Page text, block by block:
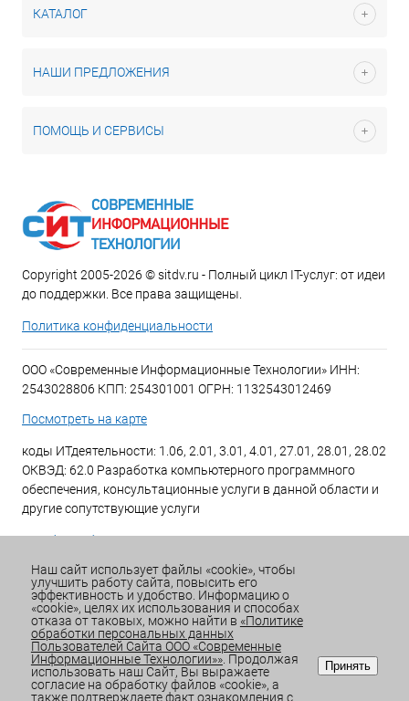
КАТАЛОГ
НАШИ ПРЕДЛОЖЕНИЯ
ПОМОЩЬ И СЕРВИСЫ
Copyright 2005-2026 © sitdv.ru - Полный цикл IT-услуг: от идеи
до поддержки. Все права защищены.
Политика конфиденциальности
ООО «Современные Информационные Технологии» ИНН:
2543028806 КПП: 254301001 ОГРН: 1132543012469
Посмотреть на карте
коды ИТдеятельности: 1.06, 2.01, 3.01, 4.01, 27.01, 28.01, 28.02
ОКВЭД: 62.0 Разработка компьютерного программного
обеспечения, консультационные услуги в данной области и
другие сопутствующие услуги
Email:office@sitdv.ru
График работы Пн-Пт: с 9:00 до 18:00 Сб/Вс: Выходной
Наш сайт использует файлы «cookie», чтобы
улучшить работу сайта, повысить его
эффективность и удобство. Информацию о
«cookie», целях их использования и способах
отказа от таковых, можно найти в «Политике
обработки персональных данных
Пользователей Сайта ООО «Современные
Информационные Технологии»». Продолжая
использовать наш Сайт, Вы выражаете
согласие на обработку файлов «cookie», а
также подтверждаете факт ознакомления с
Принять